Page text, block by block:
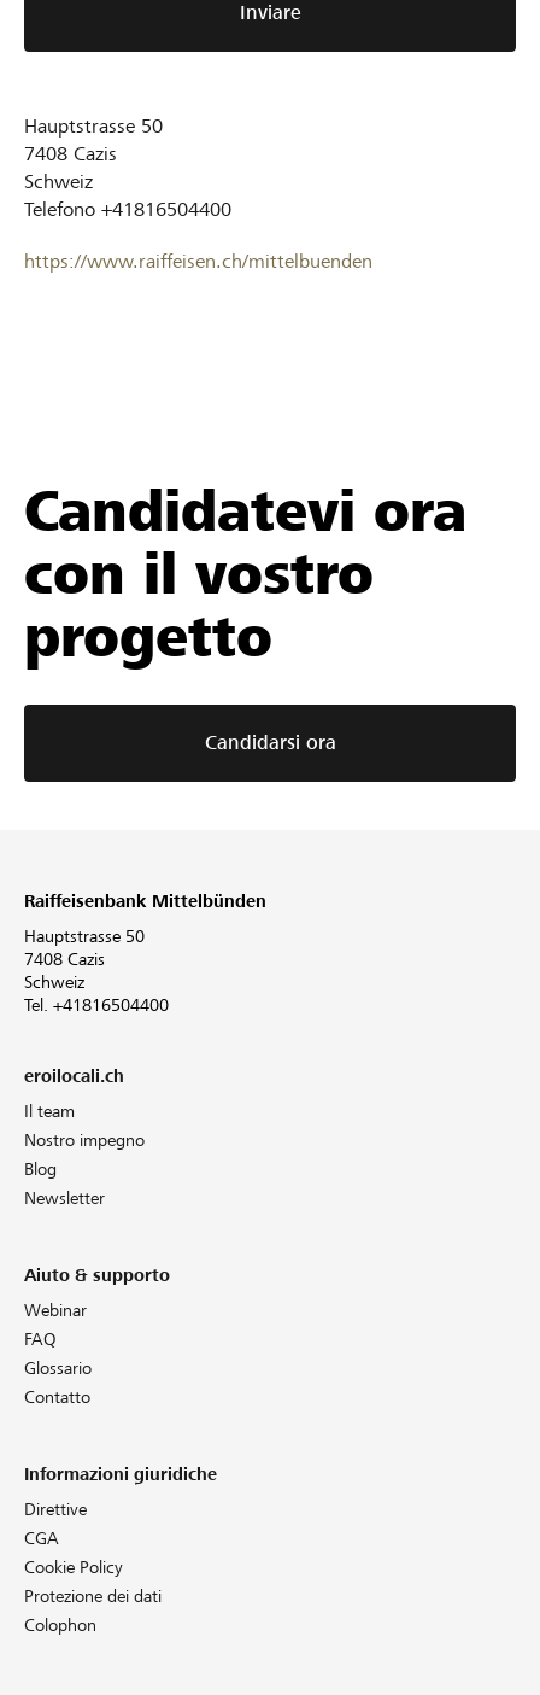
Inviare
Hauptstrasse 50
7408 Cazis
Schweiz
Telefono +41816504400
https://www.raiffeisen.ch/mittelbuenden
Candidatevi ora
con il vostro
progetto
Candidarsi ora
Raiffeisenbank Mittelbünden
Hauptstrasse 50
7408 Cazis
Schweiz
Tel. +41816504400
eroilocali.ch
Il team
Nostro impegno
Blog
Newsletter
Aiuto & supporto
Webinar
FAQ
Glossario
Contatto
Informazioni giuridiche
Direttive
CGA
Cookie Policy
Protezione dei dati
Colophon